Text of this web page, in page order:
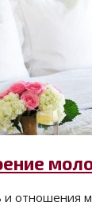
и отношения